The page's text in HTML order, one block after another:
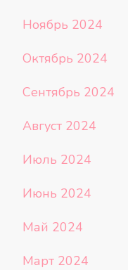
Ноябрь 2024
Октябрь 2024
Сентябрь 2024
Август 2024
Июль 2024
Июнь 2024
Май 2024
Март 2024